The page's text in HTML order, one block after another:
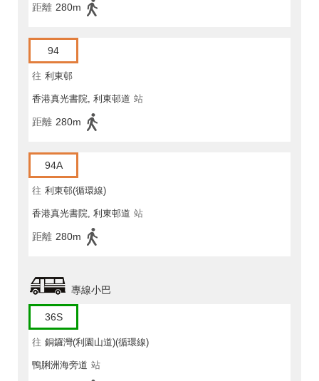
距離 280m
94
往 利東邨
香港真光書院, 利東邨道 站
距離 280m
94A
往 利東邨(循環線)
香港真光書院, 利東邨道 站
距離 280m
專線小巴
36S
往 銅鑼灣(利園山道)(循環線)
鴨脷洲海旁道 站